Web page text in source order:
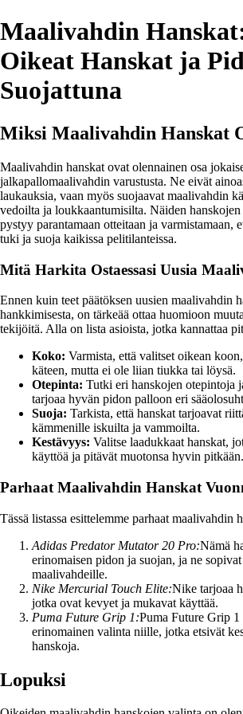
Maalivahdin
Oikeat Hanskat ja
Suojattuna
Miksi Maalivahdin Hanskat
Maalivahdin hanskat ovat olennainen osa
jalkapallomaalivahdin varustusta. Ne eivät
laukauksia, vaan myös suojaavat maalivahdin
vedoilta ja loukkaantumisilta. Näiden
pystyy parantamaan otteitaan ja varmistamaan,
tuki ja suoja kaikissa pelitilanteissa.
Mitä Harkita Ostaessasi Uusia
Ennen kuin teet päätöksen uusien maalivahdin
hankkimisesta, on tärkeää ottaa huomioon
tekijöitä. Alla on lista asioista, jotka kannattaa
Koko: Varmista, että valitset oikean
käteen, mutta ei ole liian tiukka tai löysä.
Otepinta: Tutki eri hanskojen otepintoja
tarjoaa hyvän pidon palloon eri
Suoja: Tarkista, että hanskat tarjoavat
kämmenille iskuilta ja vammoilta.
Kestävyys: Valitse laadukkaat hanskat,
käyttöä ja pitävät muotonsa hyvin pitkään.
Parhaat Maalivahdin Hanskat
Tässä listassa esittelemme parhaat maalivahdin
Adidas Predator Mutator 20 Pro:Nämä
erinomaisen pidon ja suojan, ja ne
maalivahdeille.
Nike Mercurial Touch Elite:Nike tarjoaa
jotka ovat kevyet ja mukavat käyttää.
Puma Future Grip 1:Puma Future Grip 1
erinomainen valinta niille, jotka etsivät
hanskoja.
Lopuksi